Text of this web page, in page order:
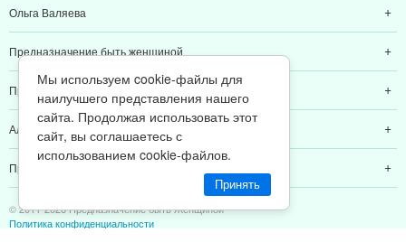
Ольга Валяева
Предназначение быть женщиной
Предназначение быть мамой
Алексей Валяев
Предназначение быть папой
© 2011-2026 Предназначение быть Женщиной
Политика конфиденциальности
Мы используем cookie-файлы для
наилучшего представления нашего
сайта. Продолжая использовать этот
сайт, вы соглашаетесь с
использованием cookie-файлов.
Принять